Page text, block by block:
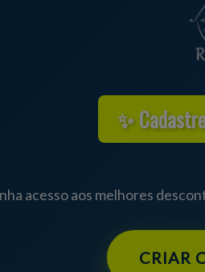
✨
acesso aos melhores
CRIAR